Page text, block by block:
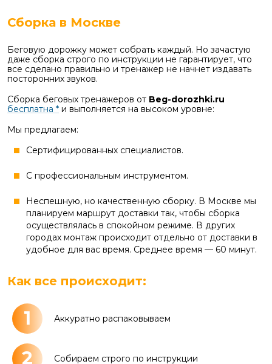
Сборка в Москве
Беговую дорожку может собрать каждый. Но зачастую
даже сборка строго по инструкции не гарантирует, что
все сделано правильно и тренажер не начнет издавать
посторонних звуков.
Сборка беговых тренажеров от Beg-dorozhki.ru
бесплатна * и выполняется на высоком уровне:
Мы предлагаем:
Сертифицированных специалистов.
С профессиональным инструментом.
Неспешную, но качественную сборку. В Москве мы
планируем маршрут доставки так, чтобы сборка
осуществлялась в спокойном режиме. В других
городах монтаж происходит отдельно от доставки в
удобное для вас время. Среднее время — 60 минут.
Как все происходит:
1 Аккуратно распаковываем
2 Собираем строго по инструкции